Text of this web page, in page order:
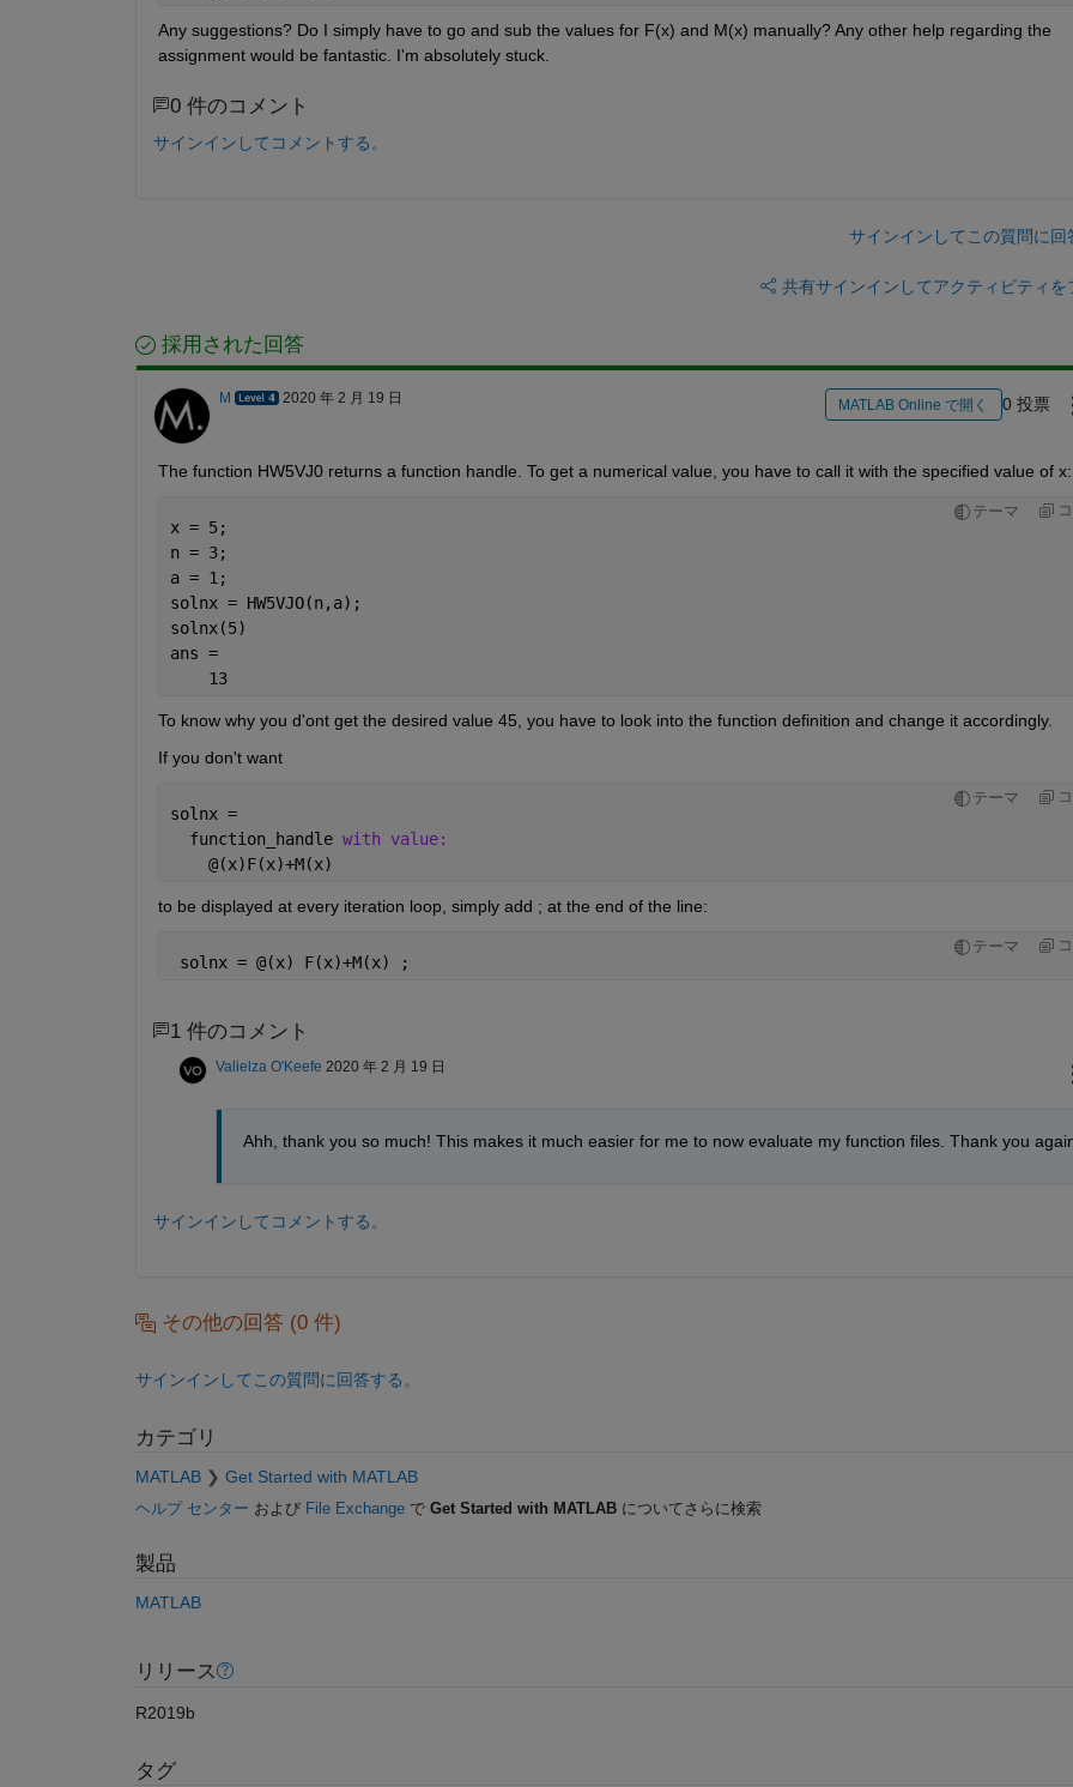
Any suggestions? Do I simply have to go and sub the values for F(x) and M(x) manually? Any other help regarding the
assignment would be fantastic. I'm absolutely stuck.
0 件のコメント
サインインしてコメントする。
サインインしてこの質問に回
共有サインインしてアクティビティを
採用された回答
M 2020 年 2 月 19 日 MATLAB Online で開く 0 投票
The function HW5VJ0 returns a function handle. To get a numerical value, you have to call it with the specified value of x:
テーマ
x = 5;
n = 3;
a = 1;
solnx = HW5VJO(n,a);
solnx(5)
ans =
    13
To know why you d'ont get the desired value 45, you have to look into the function definition and change it accordingly.
If you don't want
テーマ
solnx =
  function_handle
with value:
    @(x)F(x)+M(x)
to be displayed at every iteration loop, simply add ; at the end of the line:
テーマ
solnx = @(x) F(x)+M(x) ;
1 件のコメント
Valielza O'Keefe 2020 年 2 月 19 日
Ahh, thank you so much! This makes it much easier for me to now evaluate my function files. Thank you
サインインしてコメントする。
その他の回答 (0 件)
サインインしてこの質問に回答する。
カテゴリ
MATLAB Get Started with MATLAB
ヘルプ センター および File Exchangeで Get Started with MATLABについてさらに検索
製品
MATLAB
リリース
R2019b
タグ